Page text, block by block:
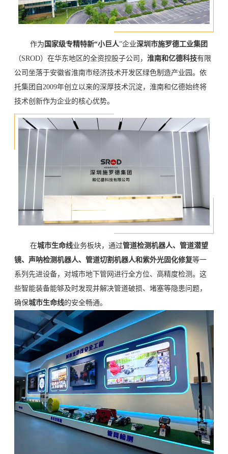
作为 国家级专精特新“小巨人”企业深圳市施罗德工业集团
（SROD）在华东地区的全资控股子公司，淮南和亿德科技有限
公司坐落于安徽省淮南市经济技术开发区绿色制造产业园。依
托集团自2009年创立以来的深厚技术沉淀，淮南和亿德始终将
技术创新作为企业的核心优势。
在城市生命线业务板块，通过管道检测机器人、管道潜望
镜、 声呐检测机器人、管道切割机器人和紫外光固化修复等一
系列先进设备，对城市地下管网进行全方位、高精度检测。这
些智能装备能够及时发现并解决管道破损、堵塞等隐患问题，
确保城市生命线的安全畅通。